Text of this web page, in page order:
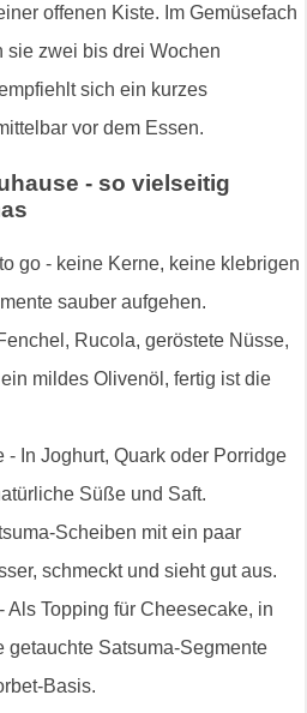
offenen Kiste. Im Gemüsefach
zwei bis drei Wochen
sich ein kurzes
vor dem Essen.
- so vielseitig
go - keine Kerne, keine klebrigen
sauber aufgehen.
Rucola, geröstete Nüsse,
mildes Olivenöl, fertig ist die
- In Joghurt, Quark oder Porridge
Süße und Saft.
Scheiben mit ein paar
schmeckt und sieht gut aus.
Als Topping für Cheesecake, in
getauchte Satsuma-Segmente
Basis.